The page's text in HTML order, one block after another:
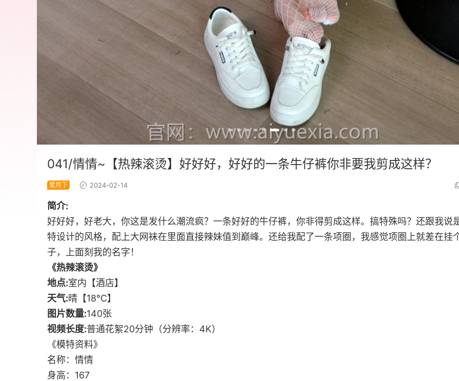
041/情情~【热辣滚烫】好好好，好好的一条牛仔裤你非要我剪成这样？
爱月下 2024-02-14
简介:
好好好，好老大，你这是发什么潮流疯？一条好好的牛仔裤，你非得剪成这样。搞特殊吗？还跟我说
特设计的风格，配上大网袜在里面直接辣妹值到巅峰。还给我配了一条项圈，我感觉项圈上就差在挂
子，上面刻我的名字！
《热辣滚烫》
地点:室内【酒店】
天气:晴【18℃】
图片数量:140张
视频长度:普通花絮20分钟（分辨率：4K）
《模特资料》
名称：情情
身高：167